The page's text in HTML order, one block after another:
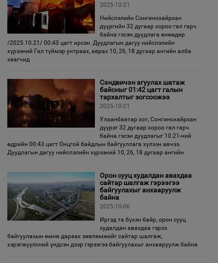
2025-10-21
Нийслэлийн Сонгинохайрхан
дүүргийн 32 дугаар хороо гал гарч
байна гэсэн дуудлага өнөөдөр
/2025.10.21/ 00:43 цагт ирсэн. Дуудлагын дагуу нийслэлийн
хүрээний Гал түймэр унтраах, аврах 10, 26, 18 дугаар ангийн алба
хаагчид
Сэндвичэн агуулах шатаж
байсныг 01:42 цагт галын
тархалтыг зогсоожээ
2025-10-21
Улаанбаатар хот, Сонгинохайрхан
дүүрэг 32 дугаар хороо гал гарч
байна гэсэн дуудлагыг 10.21-ний
өдрийн 00:43 цагт Онцгой байдлын байгууллага хүлээн авчээ.
Дуудлагын дагуу нийслэлийн хүрээний 10, 26, 18 дугаар ангийн
Орон сууц худалдан авахдаа
сайтар шалгаж гэрээгээ
байгуулахыг анхааруулж
байна
2025-10-06
Иргэд та бүхэн байр, орон сууц
худалдан авахдаа гэрээ
байгуулахын өмнө дараах зөвлөмжийг сайтар шалгаж,
хэрэгжүүлсний үндсэн дээр гэрээгээ байгуулахыг анхааруулж байна